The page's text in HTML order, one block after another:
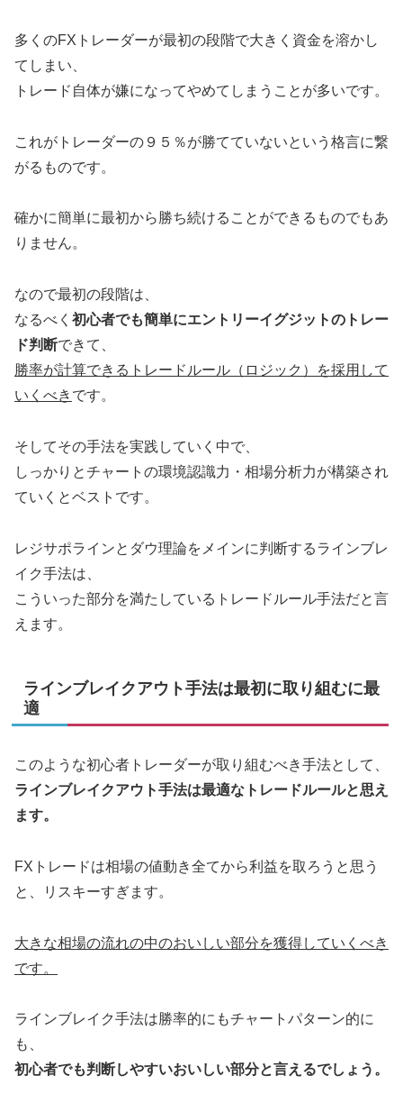
多くのFXトレーダーが最初の段階で大きく資金を溶かし
てしまい、
トレード自体が嫌になってやめてしまうことが多いです。
これがトレーダーの９５％が勝てていないという格言に繋
がるものです。
確かに簡単に最初から勝ち続けることができるものでもあ
りません。
なので最初の段階は、
なるべく 初心者でも簡単にエントリーイグジットのトレー
ド判断できて、
勝率が計算できるトレードルール（ロジック）を採用して
いくべき です。
そしてその手法を実践していく中で、
しっかりとチャートの環境認識力・相場分析力が構築され
ていくとベストです。
レジサポラインとダウ理論をメインに判断するラインブレ
イク手法は、
こういった部分を満たしているトレードルール手法だと言
えます。
ラインブレイクアウト手法は最初に取り組むに最
適
このような初心者トレーダーが取り組むべき手法として、
ラインブレイクアウト手法は最適なトレードルールと思え
ます。
FXトレードは相場の値動き全てから利益を取ろうと思う
と、リスキーすぎます。
大きな相場の流れの中のおいしい部分を獲得していくべき
です。
ラインブレイク手法は勝率的にもチャートパターン的に
も、
初心者でも判断しやすいおいしい部分と言えるでしょう。